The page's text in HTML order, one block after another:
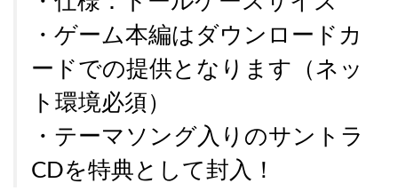
・ゲーム本編はダウンロードカ
ードでの提供となります（ネッ
ト環境必須）
・テーマソング入りのサントラ
CDを特典として封入！